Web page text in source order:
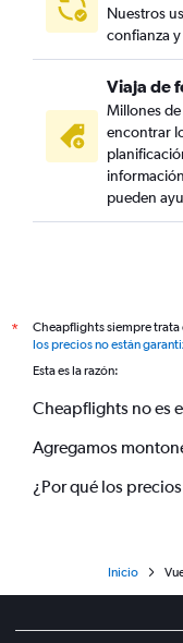
Nuestros
confianza
Viaja de
Millones
encontrar
pueden
*
Cheapflights siempre
los precios no están
Esta es la razón:
Cheapflights no es
Agregamos
¿Por qué los
Inicio